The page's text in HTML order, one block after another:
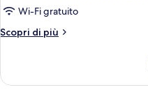
Wi-Fi gratuito
Scopri di più
Altri
(Vulcano)